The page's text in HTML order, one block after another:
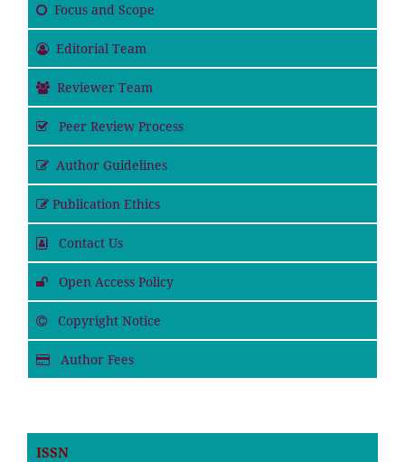
Focus and Scope
Editorial Team
Reviewer Team
Peer Review Process
Author Guidelines
Publication Ethics
Contact Us
Open Access Policy
Copyright Notice
Author Fees
ISSN